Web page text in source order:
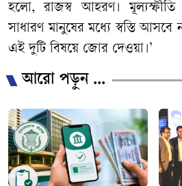
হলো,রাজস্ব আহরণ। মূল্যস্ফীতি
সাধারণ মানুষের মধ্যে স্বস্তি আসবে
এই দুটি বিষয়ে জোর দেওয়া।’
আরো পড়ুন ...